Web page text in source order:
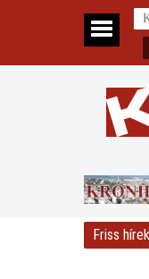
Friss hírek
Magyar Nemzeti